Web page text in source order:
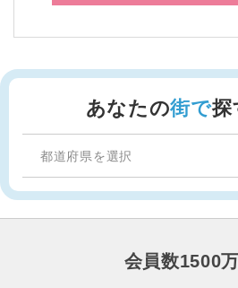
あなたの街で探
都道府県を選択
会員数1500万